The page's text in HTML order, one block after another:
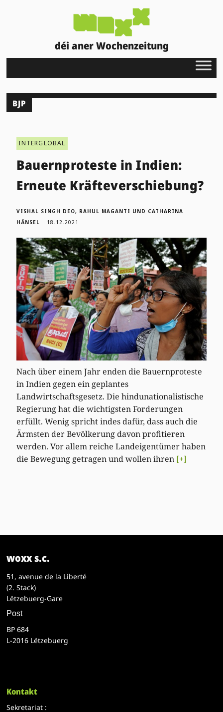
déi aner Wochenzeitung
BJP
INTERGLOBAL
Bauernproteste in Indien:
Erneute Kräfteverschiebung?
VISHAL SINGH DEO, RAHUL MAGANTI UND CATHARINA
HÄNSEL
18.12.2021
Nach über einem Jahr enden die Bauernproteste
in Indien gegen ein geplantes
Landwirtschaftsgesetz. Die hindunationalistische
Regierung hat die wichtigsten Forderungen
erfüllt. Wenig spricht indes dafür, dass auch die
Ärmsten der Bevölkerung davon profitieren
werden. Vor allem reiche Landeigentümer haben
die Bewegung getragen und wollen ihren [+]
woxx s.c.
51, avenue de la Liberté
(2. Stack)
Lëtzebuerg-Gare
Post
BP 684
L-2016 Lëtzebuerg
Kontakt
Sekretariat :